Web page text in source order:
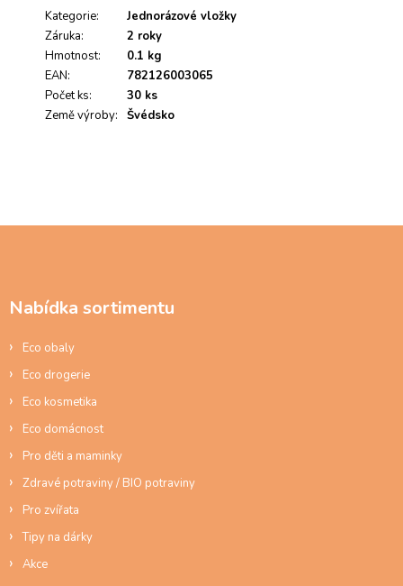
i
s
h
d
n
o
Kategorie:
Jednorázové vložky
Záruka:
2 roky
Hmotnost:
0.1 kg
EAN:
782126003065
Počet ks:
30 ks
Země výroby: Švédsko
Nabídka sortimentu
Eco obaly
Eco drogerie
Eco kosmetika
Eco domácnost
Pro děti a maminky
Zdravé potraviny / BIO potraviny
Pro zvířata
Tipy na dárky
Akce